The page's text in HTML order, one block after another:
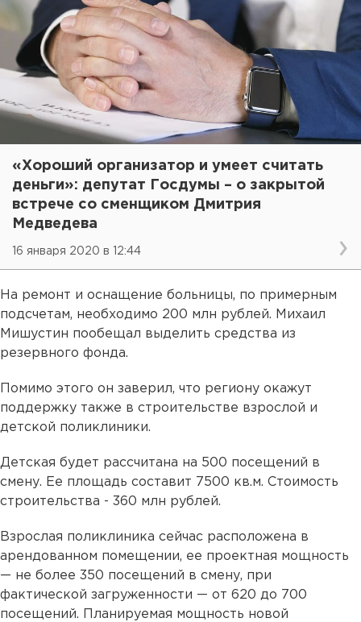
«Хороший организатор и умеет считать
деньги»: депутат Госдумы – о закрытой
встрече со сменщиком Дмитрия
Медведева
16 января 2020 в 12:44
На ремонт и оснащение больницы, по примерным
подсчетам, необходимо 200 млн рублей. Михаил
Мишустин пообещал выделить средства из
резервного фонда.
Помимо этого он заверил, что региону окажут
поддержку также в строительстве взрослой и
детской поликлиники.
Детская будет рассчитана на 500 посещений в
смену. Ее площадь составит 7500 кв.м. Стоимость
строительства - 360 млн рублей.
Взрослая поликлиника сейчас расположена в
арендованном помещении, ее проектная мощность
— не более 350 посещений в смену, при
фактической загруженности — от 620 до 700
посещений. Планируемая мощность новой